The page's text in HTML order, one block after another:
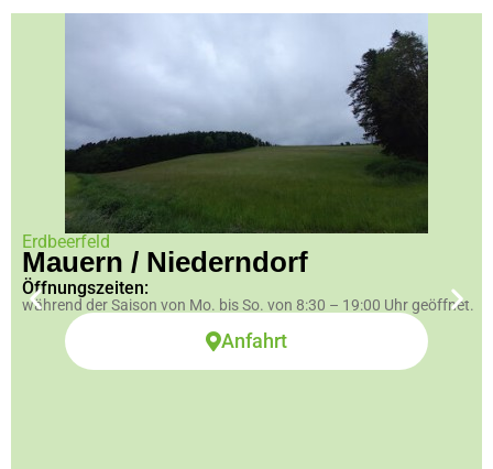
Erdbeerfeld
Mauern / Niederndorf
Öffnungszeiten:
während der Saison von Mo. bis So. von 8:30 – 19:00 Uhr geöffnet.
Anfahrt